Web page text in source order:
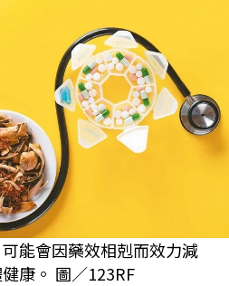
能會因藥效相剋而效力減
康。 圖／123RF